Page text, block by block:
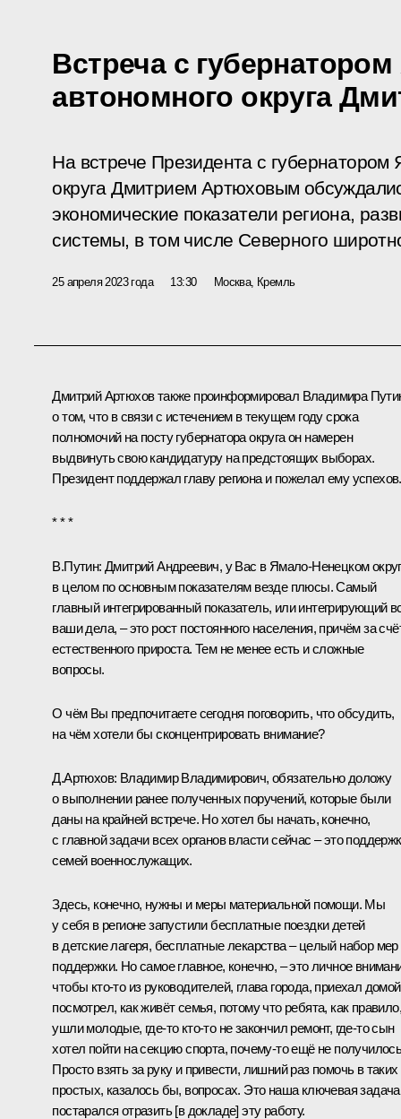
Встреча с
автономного округа
На встрече Президента с
округа Дмитрием Артюховым
экономические показатели региона,
системы, в том числе Северного
25 апреля 2023 года 13:30 Москва, Кремль
Дмитрий Артюховтакже проинформировал Владимира
о том, что в связи с истечением в текущем году срока
полномочий на посту губернатора округа он намерен
выдвинуть свою кандидатуру на предстоящих выборах.
Президент поддержал главу региона и пожелал ему успехов.
* * *
В.Путин: Дмитрий Андреевич, у Вас в Ямало-Ненецком
в целом по основным показателям везде плюсы. Самый
главный интегрированный показатель, или интегрирующий
ваши дела, – это рост постоянного населения, причём за
естественного прироста. Тем не менее есть и сложные
вопросы.
О чём Вы предпочитаете сегодня поговорить, что обсудить,
на чём хотели бы сконцентрировать внимание?
Д.Артюхов: Владимир Владимирович, обязательно доложу
о выполнении ранее полученных поручений, которые были
даны на крайней встрече. Но хотел бы начать, конечно,
с главной задачи всех органов власти сейчас – это
семей военнослужащих.
Здесь, конечно, нужны и меры материальной помощи. Мы
у себя в регионе запустили бесплатные поездки детей
в детские лагеря, бесплатные лекарства – целый набор мер
поддержки. Но самое главное, конечно, – это личное
чтобы кто-то из руководителей, глава города, приехал
посмотрел, как живёт семья, потому что ребята, как правило,
ушли молодые, где-то кто-то не закончил ремонт, где-то сын
хотел пойти на секцию спорта, почему-то ещё не
Просто взять за руку и привести, лишний раз помочь в таких
простых, казалось бы, вопросах. Это наша ключевая
постарался отразить [в докладе] эту работу.